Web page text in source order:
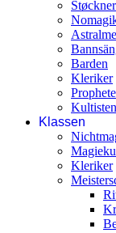
Støckner
Barden
Kleriker
Kultisten
Klassen
Kleriker